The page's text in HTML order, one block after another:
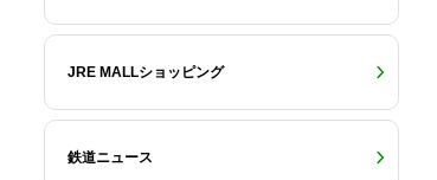
JRE MALLショッピング
鉄道ニュース